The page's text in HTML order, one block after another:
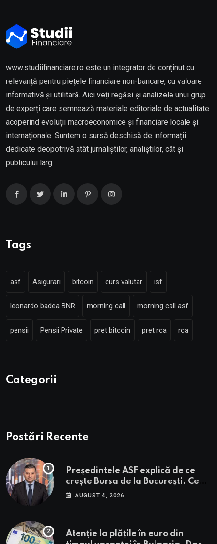
www.studiifinanciare.ro este un integrator de conținut cu
relevanță pentru piețele financiare non-bancare, cu valoare
informativă și utilitară. Aici veți regăsi și analizele unui grup
de experți care semnează materiale editoriale de actualitate
acoperind evoluții macroeconomice și financiare locale și
internaționale. Suntem o sursă deschisă de informații
dedicate deopotrivă atât jurnaliștilor, analiștilor, cât și
publicului larg.
Tags
asf Asigurari bitcoin curs valutar isf
leonardo badea BNR morning call morning call asf
pensii Pensii Private pret bitcoin pret rca rca
Categorii
Postări Recente
Președintele ASF explică de ce
crește Bursa de la București. Ce
urmează pentru BVB potrivit lui
AUGUST 4, 2026
Atenție la plățile în euro din